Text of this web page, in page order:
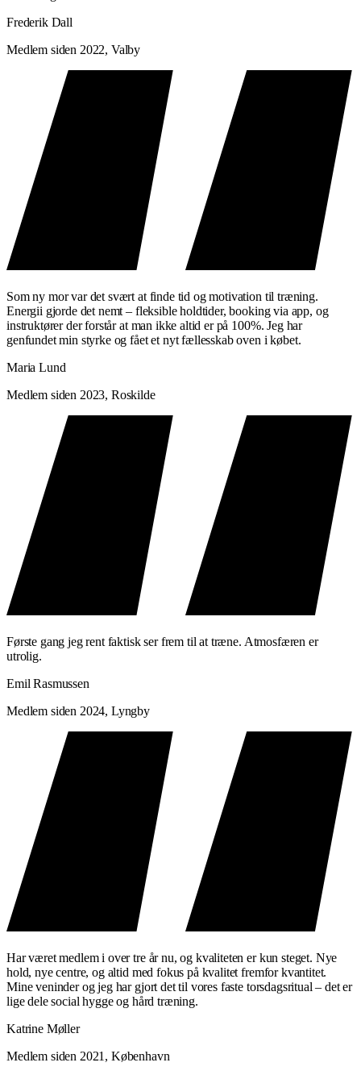
Frederik Dall
Medlem siden 2022, Valby
Som ny mor var det svært at finde tid og motivation til træning.
Energii gjorde det nemt – fleksible holdtider, booking via app, og
instruktører der forstår at man ikke altid er på 100%. Jeg har
genfundet min styrke og fået et nyt fællesskab oven i købet.
Maria Lund
Medlem siden 2023, Roskilde
Første gang jeg rent faktisk ser frem til at træne. Atmosfæren er
utrolig.
Emil Rasmussen
Medlem siden 2024, Lyngby
Har været medlem i over tre år nu, og kvaliteten er kun steget. Nye
hold, nye centre, og altid med fokus på kvalitet fremfor kvantitet.
Mine veninder og jeg har gjort det til vores faste torsdagsritual – det er
lige dele social hygge og hård træning.
Katrine Møller
Medlem siden 2021, København